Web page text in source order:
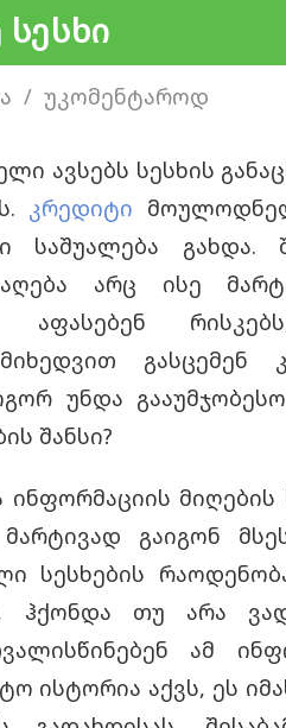
უკომენტაროდ
ავსებს სესხის
კრედიტი
გახდა.
არც ისე
აფასებენ
გასცემენ
უნდა
შანსი?
ინფორმაციის
გაიგონ
სესხების
თუ არა
ამ
ისტორია აქვს, ეს